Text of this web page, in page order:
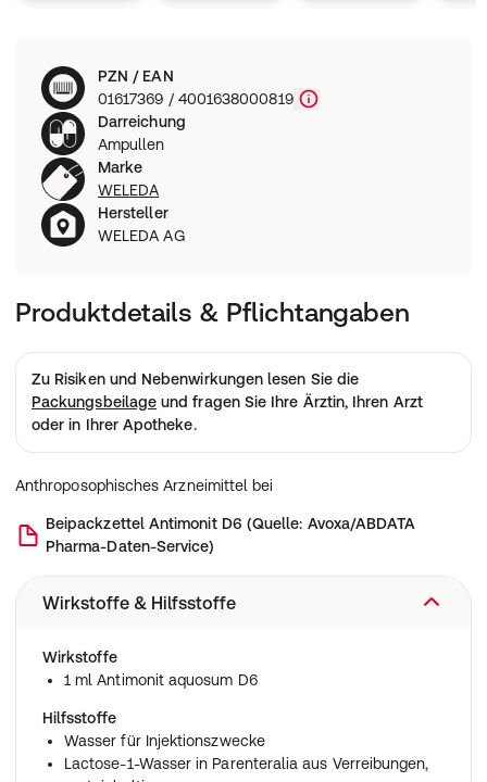
PZN / EAN
01617369 / 4001638000819
Darreichung
Ampullen
Marke
WELEDA
Hersteller
WELEDA AG
Produktdetails & Pflichtangaben
Zu Risiken und Nebenwirkungen lesen Sie die
Packungsbeilage und fragen Sie Ihre Ärztin, Ihren Arzt
oder in Ihrer Apotheke.
Anthroposophisches Arzneimittel bei
Beipackzettel Antimonit D6 (Quelle: Avoxa/ABDATA
Pharma-Daten-Service)
Wirkstoffe & Hilfsstoffe
Wirkstoffe
1 ml Antimonit aquosum D6
Hilfsstoffe
Wasser für Injektionszwecke
Lactose-1-Wasser in Parenteralia aus Verreibungen,